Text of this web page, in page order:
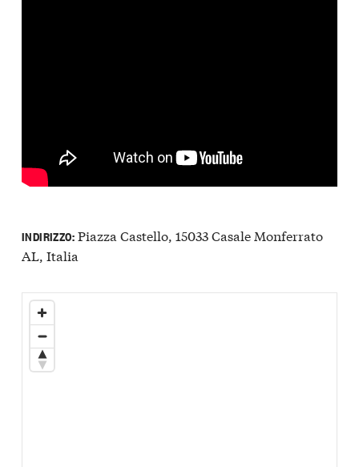
INDIRIZZO:Piazza Castello, 15033 Casale Monferrato
AL, Italia